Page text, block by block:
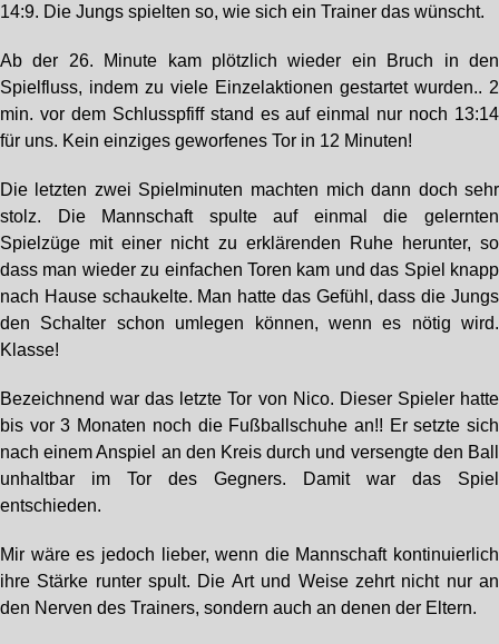
14:9. Die Jungs spielten so, wie sich ein Trainer das wünscht.
Ab der 26. Minute kam plötzlich wieder ein Bruch in den
Spielfluss, indem zu viele Einzelaktionen gestartet wurden.. 2
min. vor dem Schlusspfiff stand es auf einmal nur noch 13:14
für uns. Kein einziges geworfenes Tor in 12 Minuten!
Die letzten zwei Spielminuten machten mich dann doch sehr
stolz. Die Mannschaft spulte auf einmal die gelernten
Spielzüge mit einer nicht zu erklärenden Ruhe herunter, so
dass man wieder zu einfachen Toren kam und das Spiel knapp
nach Hause schaukelte. Man hatte das Gefühl, dass die Jungs
den Schalter schon umlegen können, wenn es nötig wird.
Klasse!
Bezeichnend war das letzte Tor von Nico. Dieser Spieler hatte
bis vor 3 Monaten noch die Fußballschuhe an!! Er setzte sich
nach einem Anspiel an den Kreis durch und versengte den Ball
unhaltbar im Tor des Gegners. Damit war das Spiel
entschieden.
Mir wäre es jedoch lieber, wenn die Mannschaft kontinuierlich
ihre Stärke runter spult. Die Art und Weise zehrt nicht nur an
den Nerven des Trainers, sondern auch an denen der Eltern.